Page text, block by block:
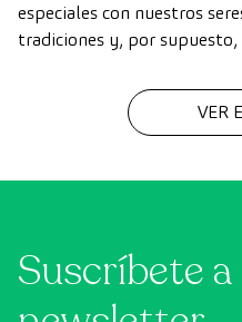
especiales con nuestros
tradiciones y, por supuesto,
vista nuestros hábitos
VER
Suscríbete